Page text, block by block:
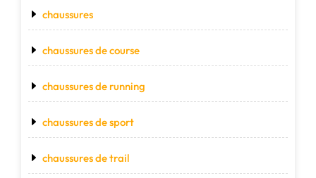
chaussures
chaussures de course
chaussures de running
chaussures de sport
chaussures de trail